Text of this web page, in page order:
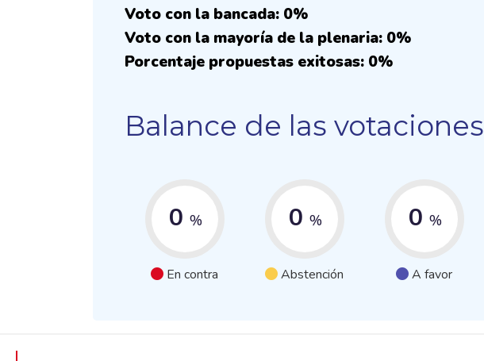
Voto con la bancada: 0%
Voto con la mayoría de la plenaria: 0%
Porcentaje propuestas exitosas: 0%
Balance de las votaciones
0 %
En contra
0 %
Abstención
0 %
A favor